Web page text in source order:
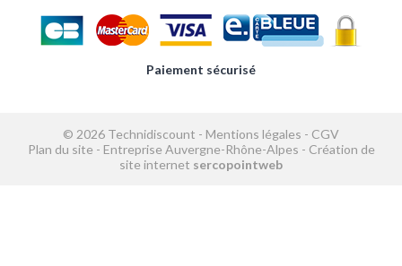
Paiement sécurisé
© 2026 Technidiscount - Mentions légales - CGV
Plan du site - Entreprise Auvergne-Rhône-Alpes - Création de
site internet sercopointweb